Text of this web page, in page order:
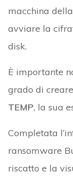
macchina
avviare la
disk.
È importante
grado di
TEMP, la sua
Completata
ransomware
riscatto e la